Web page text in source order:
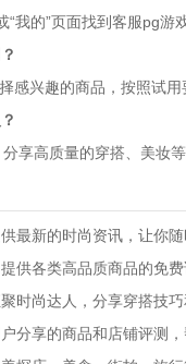
“我的”页面找到客服pg游
感兴趣的商品，按照试用
享高质量的穿搭、美妆
最新的时尚资讯，让你随
供各类高品质商品的免
时尚达人，分享穿搭技巧
分享的商品和店铺评测，